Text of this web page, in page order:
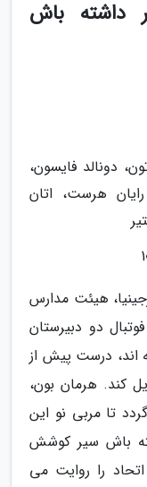
داشته باش
دونالد فایسون،
هرست، اتان
ویرجینیا، هیئت مدارس
دو دبیرستان
اند، درست پیش از
کند. هرمان بون،
تا مربی نو این
باش سیر کوشش
را روایت می